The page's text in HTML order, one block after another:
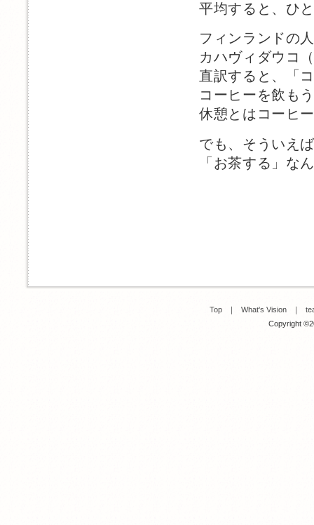
平均すると、ひ
フィンランドの
カハヴィダウコ
直訳すると、「
コーヒーを飲も
休憩とはコーヒ
でも、そういえ
「お茶する」な
Top ｜ What's Vision ｜
Copyright